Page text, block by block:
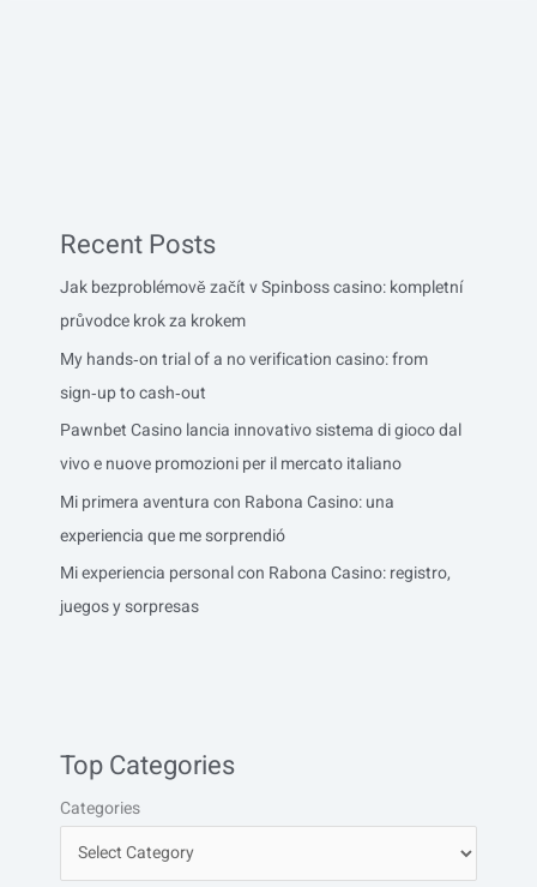
Recent Posts
Jak bezproblémově začít v Spinboss casino: kompletní
průvodce krok za krokem
My hands‑on trial of a no verification casino: from
sign‑up to cash‑out
Pawnbet Casino lancia innovativo sistema di gioco dal
vivo e nuove promozioni per il mercato italiano
Mi primera aventura con Rabona Casino: una
experiencia que me sorprendió
Mi experiencia personal con Rabona Casino: registro,
juegos y sorpresas
Top Categories
Categories